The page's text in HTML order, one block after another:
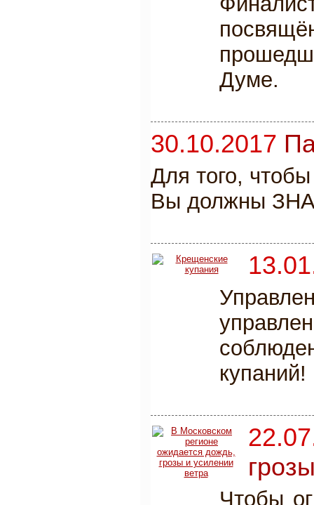
Думе.
30.10.2017
Для того,
Вы должны
купаний!
Чтобы